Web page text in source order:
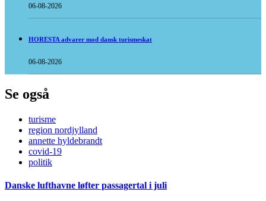
06-08-2026
HORESTA advarer mod dansk turismeskat
06-08-2026
Se også
turisme
region nordjylland
annette hyldebrandt
covid-19
politik
Danske lufthavne løfter passagertal i juli